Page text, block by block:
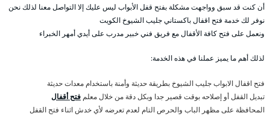
أن كنت قد سبق وواجهت مشكلة بفتح قفل الأبواب ليس عليك إلا التواصل معنا لذلك نحن
نوفر لك خدمة فتح اقفال باكستاني جليب الشيوخ الكويت
ونعمل على فتح كافة الأقفال مع فريق فني خبير مدرب على أيدي أمهر الخبراء
لذلك أهم ما يميز عملنا في هذه الخدمة:
فتح اقفال الابواب جليب الشيوخ بطريقة حديثة وأمنة باستخدام معدات حديثة
تبديل القفل أو إصلاحه بوقت قصير جدا وبكل دقة من خلال معلم فتح أقفال
المحافظة على مظهر الباب والحرص التام لعدم تعرضه لأي خدش اثناء فتح القفل